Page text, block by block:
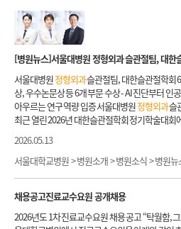
발생과 성장 ▲5장: 골격계 유전성 질환 ▲10장: 감
▲15장: 선천성 및 영유아기 수부 질환 ▲20장: 기
츠 관련 손상 등으로 구성되어 있다. 격식을 탈피하
적으로 정리하여 바쁜 의료진들이 읽고 외우기 편
이다. 또한 진단, 치료 상의 여러 가지 논란 등 문
력했다. 그뿐만 아니라 다양한 표준 통계자료, 분
록하여 그 근거를 제시했다. 조태준 교수(소아정
분야를 도입하고 발전시킨 이덕용 교수님을 비롯
려움을 함께 고민하고 연구하는 모든 소아정형외
을 전한다며 소아청소년
운 문제들을 해결하는 데 있어 이 책이 길잡이가
원, 최첨단 진료시스템과 끊임없는 연구로 암 정
롯해, 저마다 특화된 의료영역에서 세계적 경쟁력
고 있습니다. 나아가, 글로벌 협업을 통해 획기적인 의료기술을 실용화하며, 세계 곳곳
에 앞선 병원운영 모델과 의료 시스템을 전파함으
의료의 허브로 자리매김하고자 합니다. 2002년 5.22. 어린이병원 증축 기공 6.1. 전자행
정시스템(그룹웨어) 가동 7.1. 인터넷 진료예약 시행 10.5. 무인 약처방발행기 가동 10.2
5. 일본 동경대병원 벤치마킹 위해 방문 10.28. 가정간호팀 신설 11.18. 공공부문 혁신대
회 기획예산처장관상 수상 12.4. 분당서울대병원 준공식 2003년 1.2. 지방거주자, 노인,
장애인 등 대상 당일진료 시작 5.5. 어린이 안전 원년 선포식 5.10. 분당서울대학교병원
본격적인 진료 시작 5.13. 의료용 스마트카드 '헬스원카드' 발급 시작 8.1. 외래에 고객상
담실 개설 9.3. 간호부 고객사랑간호 선포식 10.14. 헬스케어시스템 강남센터 개원 12.1
0. 세계 최초 장기생산용 돼지 · 광우병 저항소 탄생에 주도적으로 참여 2004년 1.13. 국
내 최대 항암치료시설 갖춘 암센터 개설 2. 세계 최초 복제 인간배아줄기세포 확립 연구
에 주도적으로 참여 3.2. 유방센터 개소 4.28. 서울권역응급의료센터 확장 개소 5.16. 북
한 조선의학협회와 의료기술협력 협약 체결 5.31. 제13,14대 성상철 원장 취임 6.23. 의
료정보윤리헌장 선포식 및 심포지엄 7.7. 전국 28개병원과 동시 협력병원 협약 체결 9.2
7. 엄마젖 사랑 실천병원 선포식 및 심포지엄 10.15. 전자의무기록시스템(EMR) 본격 가
[병원뉴스]서울대병원정형외과슬관절팀, 대한
서울대병원정형외과슬관절팀, 대한슬관절학회
상, 우수논문상 등 6개 부문 수상 - AI 진단부터 인
아우르는 연구 역량 입증 서울대병원정형외과슬
최근 열린 2026년 대한슬관절학회 정기학술대회
문을 수상한 것은 이례적인 사례로, 서울대병원의
에 입증한 성과다. 대한슬관절학회는 슬관절 분야
에서 연구팀은 ▲구연 대상(최병선 교수) ▲우수
사위원상(최병선 교수) ▲우수포스터상(최병선
2026.05.13
서울대학교병원 > 병원소개 > 병원소식 > 병원뉴
채용공고진료교수요원 공개채용
2026년도 1차 진료교수요원 채용 공고 “탁월함, 그 이상으로(Beyond Excellence)” 서